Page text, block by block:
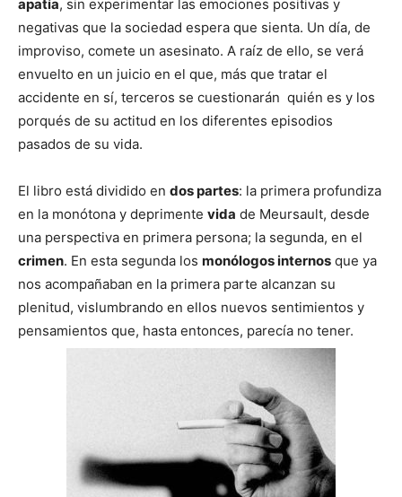
apatía, sin experimentar las emociones positivas y
negativas que la sociedad espera que sienta. Un día, de
improviso, comete un asesinato. A raíz de ello, se verá
envuelto en un juicio en el que, más que tratar el
accidente en sí, terceros se cuestionarán quién es y los
porqués de su actitud en los diferentes episodios
pasados de su vida.
El libro está dividido en dos partes: la primera profundiza
en la monótona y deprimente vida de Meursault, desde
una perspectiva en primera persona; la segunda, en el
crimen. En esta segunda los monólogos internos que ya
nos acompañaban en la primera parte alcanzan su
plenitud, vislumbrando en ellos nuevos sentimientos y
pensamientos que, hasta entonces, parecía no tener.